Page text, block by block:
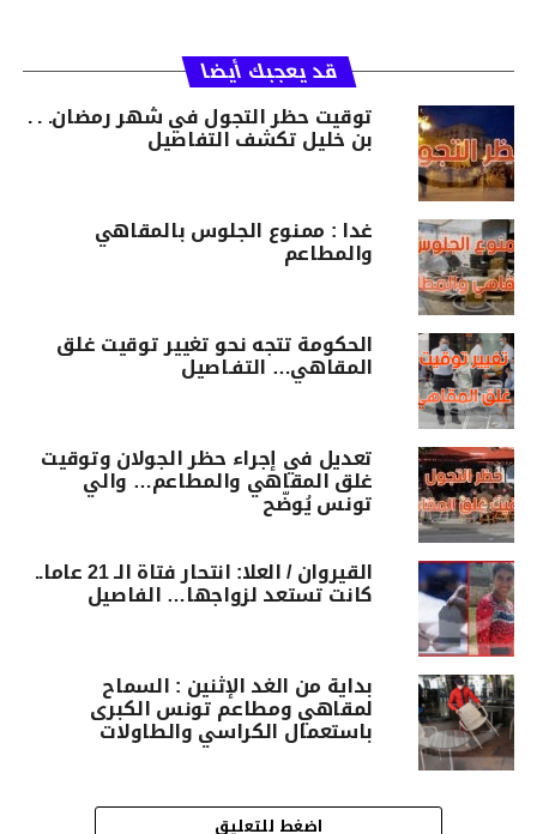
قد يعجبك أيضا
توقيت حظر التجول في شهر رمضان. . .
بن خليل تكشف التفاصيل
غدا : ممنوع الجلوس بالمقاهي
والمطاعم
الحكومة تتجه نحو تغيير توقيت غلق
المقاهي… التفـاصيل
تعديل في إجراء حظر الجولان وتوقيت
غلق المقاهي والمطاعم… والي
تونس يُوضّح
القيروان / العلا: انتحار فتاة الـ 21 عاما..
كانت تستعد لزواجها… الفاصيل
بداية من الغد الإثنين : السماح
لمقاهي ومطاعم تونس الكبرى
باستعمال الكراسي والطاولات
اضغط للتعليق